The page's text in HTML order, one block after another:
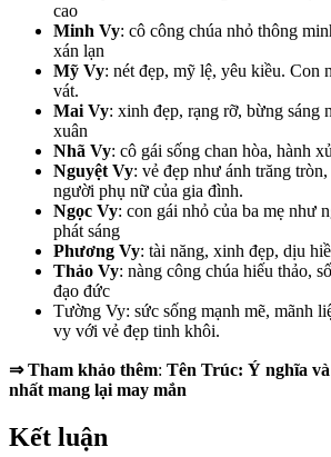
cao
Minh Vy: cô công chúa nhỏ thông
xán lạn
Mỹ Vy: nét đẹp, mỹ lệ, yêu kiều. Con
vát.
Mai Vy: xinh đẹp, rạng rỡ, bừng sáng
xuân
Nhã Vy: cô gái sống chan hòa, hành
Nguyệt Vy: vẻ đẹp như ánh trăng
người phụ nữ của gia đình.
Ngọc Vy: con gái nhỏ của ba mẹ như
phát sáng
Phương Vy: tài năng, xinh đẹp, dịu
Thảo Vy: nàng công chúa hiếu thảo,
đạo đức
Tường Vy: sức sống mạnh mẽ, mãnh
vy với vẻ đẹp tinh khôi.
⇒ Tham khảo thêm: Tên Trúc: Ý nghĩa
nhất mang lại may mắn
Kết luận